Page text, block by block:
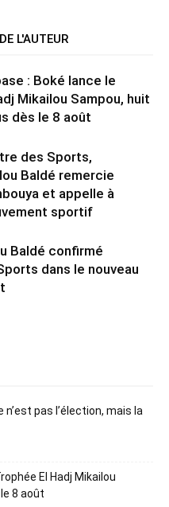
L'AUTEUR
: Boké lance le
Mikailou Sampou, huit
dès le 8 août
des Sports,
Baldé remercie
et appelle à
sportif
Baldé confirmé
dans le nouveau
n’est pas l’élection, mais la
El Hadj Mikailou
8 août